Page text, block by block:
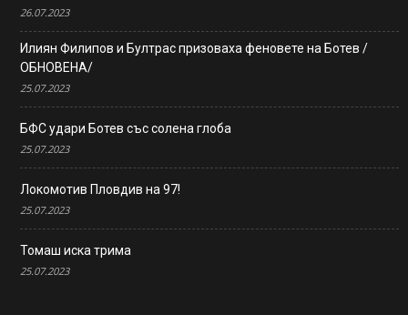
26.07.2023
Илиян Филипов и Бултрас призоваха феновете на Ботев /
ОБНОВЕНА/
25.07.2023
БФС удари Ботев със солена глоба
25.07.2023
Локомотив Пловдив на 97!
25.07.2023
Томаш иска трима
25.07.2023